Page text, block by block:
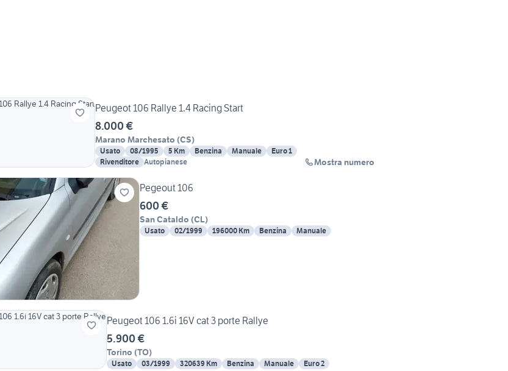
Peugeot 106 Rallye 1.4 Racing Start
8.000 €
Marano Marchesato (CS)
Usato 08/1995 5 Km Benzina Manuale
Euro 1
Rivenditore Autopianese Mostra numero
Pegeout 106
600 €
San Cataldo (CL)
Usato 02/1999 196000 Km Benzina Manuale
Peugeot 106 1.6i 16V cat 3 porte Rallye
5.900 €
Torino (TO)
Usato 03/1999 320639 Km Benzina Manuale Euro 2